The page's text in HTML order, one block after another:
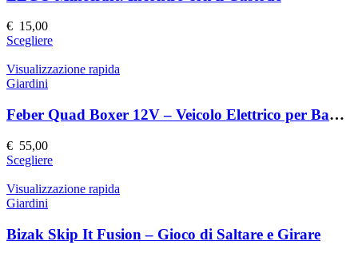
opzioni
scelte
nella
pagina
prodotto
€ 15,00
ScegliereQuesto
ha
Le
opzioni
scelte
nella
pagina
prodotto
Visualizzazione rapida
Giardini
Feber Quad Boxer 12V – Veicolo Elettrico per Bambini
€ 55,00
ScegliereQuesto
ha
Le
opzioni
Visualizzazione rapida
Giardini
Bizak Skip It Fusion – Gioco di Saltare e Girare